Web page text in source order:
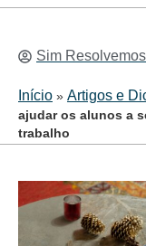
Sim Resolvemos
Início » Artigos e
ajudar os alunos a
trabalho